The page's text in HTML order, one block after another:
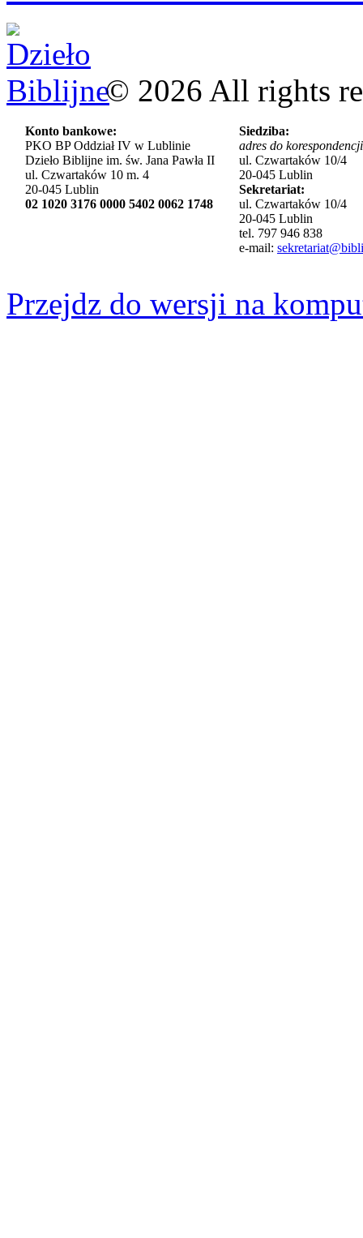
© 2026 All rights
Konto bankowe:
PKO BP Oddział IV w Lublinie
Dzieło Biblijne im. św. Jana Pawła II
ul. Czwartaków 10 m. 4
20-045 Lublin
02 1020 3176 0000 5402 0062 1748
Siedziba:
adres do
ul. Czwartaków 10/4
20-045 Lublin
Sekretariat:
ul. Czwartaków 10/4
20-045 Lublin
tel. 797 946 838
e-mail:
Przejdz do wersji na